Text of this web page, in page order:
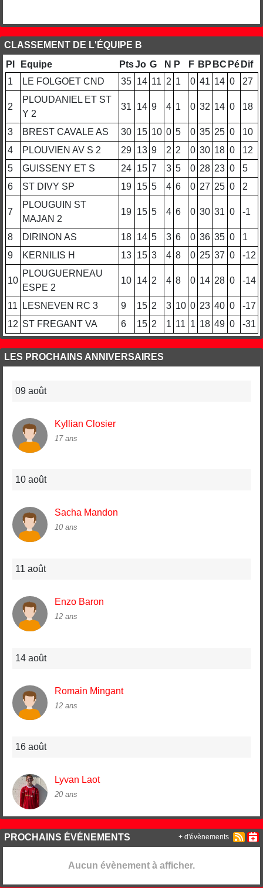
CLASSEMENT DE L'ÉQUIPE B
Pl
Equipe PtsJo G N P F BP BC Pé Dif
1
LE FOLGOET CND 35 14 11 2 1 0 41 14 0 27
2
PLOUDANIEL ET ST
Y 2
31 14 9 4 1 0 32 14 0 18
3 BREST CAVALE AS 30 15 10 0 5 0 35 25 0
10
4
PLOUVIEN AV S 2 29 13 9 2 2 0 30 18 0
12
5
GUISSENY ET S 24 15 7 3 5 0 28 23 0
5
6
ST DIVY SP 19 15 5 4 6 0 27 25 0 2
7
PLOUGUIN ST
MAJAN 2
19 15 5 4 6 0 30 31 0 -1
8 DIRINON AS 18 14 5 3 6 0 36 35 0
1
9
KERNILIS H 13 15 3 4 8 0 25 37 0 -12
10
PLOUGUERNEAU
ESPE 2
10 14 2 4 8 0 14 28 0 -14
11 LESNEVEN RC 3 9 15 2 3 10 0 23 40 0
-17
12 ST FREGANT VA 6 15 2 1 11 1 18 49 0 -31
LES PROCHAINS ANNIVERSAIRES
09 août
Kyllian Closier
17 ans
10 août
Sacha Mandon
10 ans
11 août
Enzo Baron
12 ans
14 août
Romain Mingant
12 ans
16 août
Lyvan Laot
20 ans
PROCHAINS ÉVÉNEMENTS
Aucun évènement à afficher.
+ d'évènements